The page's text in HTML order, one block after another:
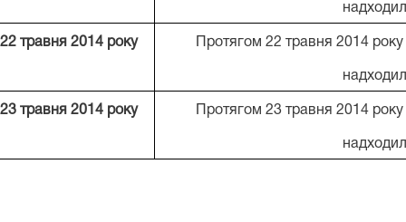
22 травня 2014 року Протягом 22 травня 2014
23 травня 2014 року Протягом 23 травня 2014